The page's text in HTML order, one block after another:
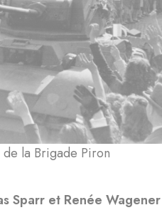
la Brigade Piron
Sparr et Renée Wagener